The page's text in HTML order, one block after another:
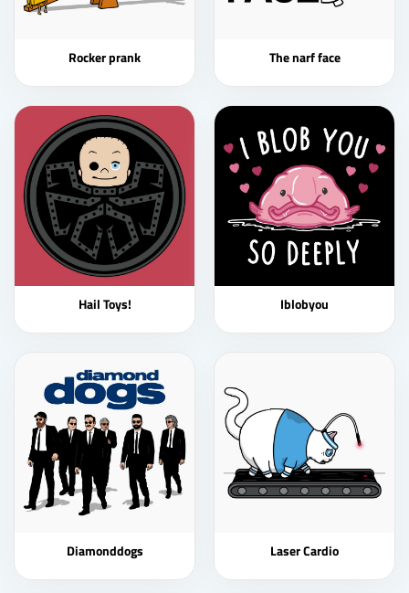
Rocker prank The narf face
Hail Toys! Iblobyou
Diamonddogs Laser Cardio